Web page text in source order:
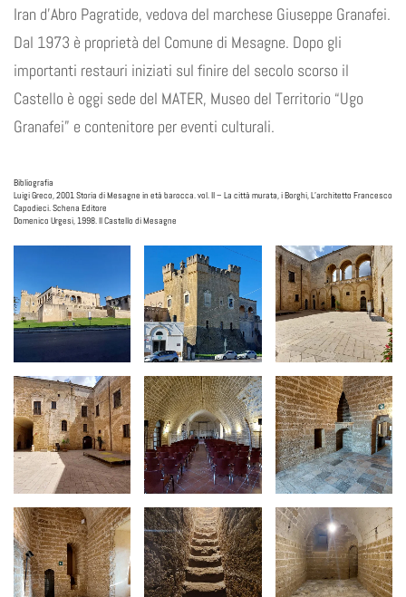
Iran d’Abro Pagratide, vedova del marchese Giuseppe Granafei.
Dal 1973 è proprietà del Comune di Mesagne. Dopo gli
importanti restauri iniziati sul finire del secolo scorso il
Castello è oggi sede del MATER, Museo del Territorio “Ugo
Granafei” e contenitore per eventi culturali.
Bibliografia
Luigi Greco, 2001 Storia di Mesagne in età barocca. vol. II – La città murata, i Borghi, L’architetto Francesco
Capodieci. Schena Editore
Domenico Urgesi, 1998. Il Castello di Mesagne